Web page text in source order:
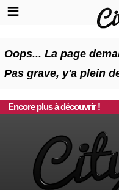
Oops... La page
Pas grave, y'a plein
Encore plus à découvrir !